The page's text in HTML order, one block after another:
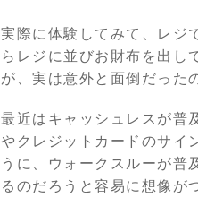
実際に体験してみて、レジ
らレジに並びお財布を出し
が、実は意外と面倒だった
最近はキャッシュレスが普
やクレジットカードのサイ
うに、ウォークスルーが普
るのだろうと容易に想像が